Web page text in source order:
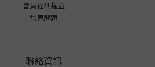
會員福利權益
常見問題
聯絡資訊